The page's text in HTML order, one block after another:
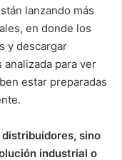
lanzando más
en donde los
y descargar
para ver
estar preparadas
distribuidores, sino
industrial o